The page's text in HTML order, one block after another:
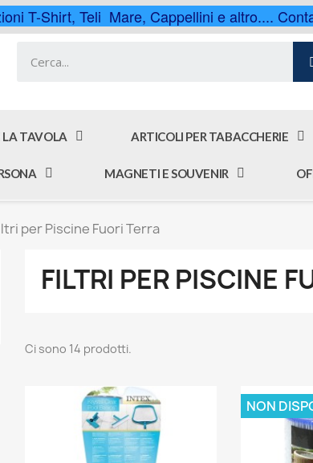
T-Shirt, Teli Mare, Cappellini e altro....
LA TAVOLA ARTICOLI PER TABACCHERIE
MAGNETI E SOUVENIR
per Piscine Fuori Terra
FILTRI PER PISCINE
Ci sono 14 prodotti.
NON